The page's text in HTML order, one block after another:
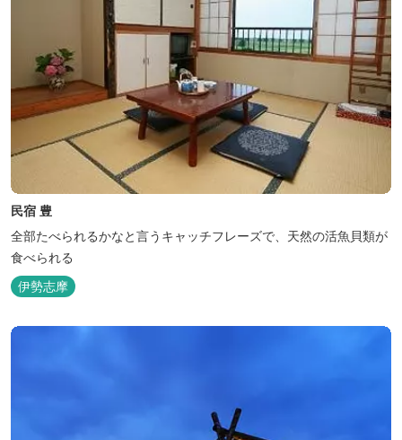
民宿 豊
全部たべられるかなと言うキャッチフレーズで、天然の活魚貝類が
食べられる
伊勢志摩